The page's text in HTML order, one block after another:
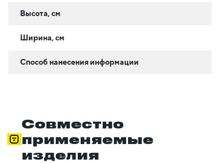
Высота, см
Ширина, см
Способ нанесения информации
Совместно
применяемые
изделия